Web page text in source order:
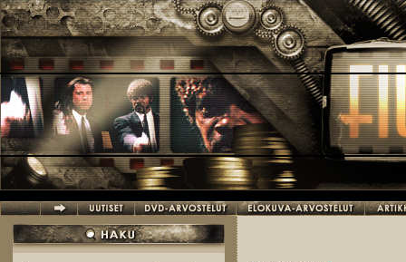
Hyppää pääsisältöön